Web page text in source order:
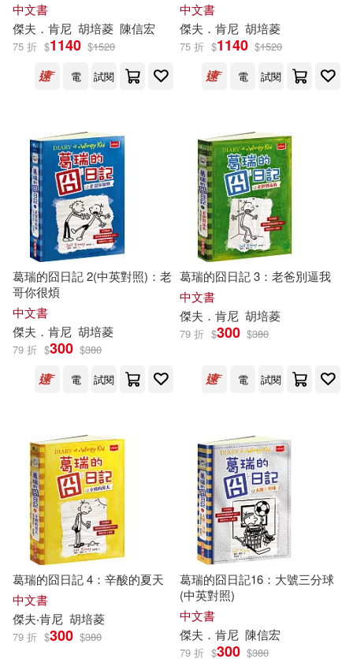
價格
範圍
中文書
傑夫 ． 肯尼 胡培菱 陳信宏
75 折 $1140 $1520
電
試閱
中文書
傑夫 ． 肯尼 胡培菱
75 折 $1140 $1520
電
試閱
葛瑞的囧日記 2(中英對照)：老
哥你很煩
中文書
傑夫 ． 肯尼 胡培菱
79 折 $300 $380
電
試閱
葛瑞的囧日記 3：老爸別逼我
中文書
傑夫 ． 肯尼 胡培菱
79 折 $300 $380
電 試閱
葛瑞的囧日記 4：辛酸的夏天
中文書
傑夫‧肯尼 胡培菱
79 折 $300 $380
葛瑞的囧日記16：大號三分球
(中英對照)
中文書
傑夫 ． 肯尼 陳信宏
79 折 $300 $380